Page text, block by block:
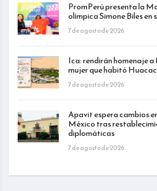
PromPerú presenta la
olímpica Simone Biles en
7 de agosto de 2026
Ica: rendirán homenaje
mujer que habitó
7 de agosto de 2026
Apavit espera cambios
México tras
diplomáticas
7 de agosto de 2026